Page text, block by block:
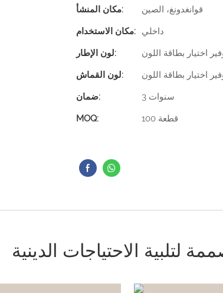
مكان المنشأ: قوانغدونغ، الصين
مكان الاستخدام: داخلي
لون الإطار: اختيار بطاقة اللون
لون القماش: اختيار بطاقة اللون
ضمان: 3 سنوات
MOQ: 100 قطعة
لتلبية الاحتياجات الدينية